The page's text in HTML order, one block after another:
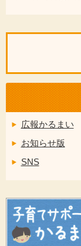
広報かるまい
お知らせ版
SNS